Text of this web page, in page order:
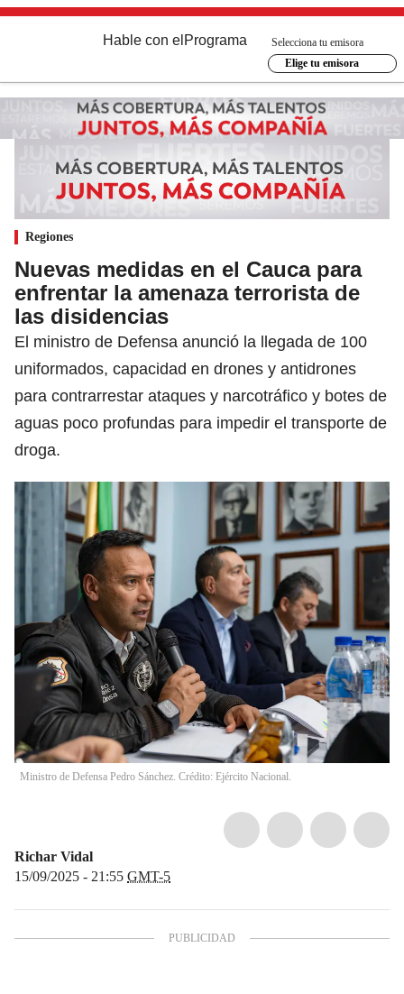
Hable con el Programa
Selecciona tu emisora
Elige tu emisora
Regiones
Nuevas medidas en el Cauca para
enfrentar la amenaza terrorista de
las disidencias
El ministro de Defensa anunció la llegada de 100
uniformados, capacidad en drones y antidrones
para contrarrestar ataques y narcotráfico y botes de
aguas poco profundas para impedir el transporte de
droga.
Ministro de Defensa Pedro Sánchez. Crédito: Ejército Nacional.
Richar Vidal
15/09/2025 - 21:55 GMT-5